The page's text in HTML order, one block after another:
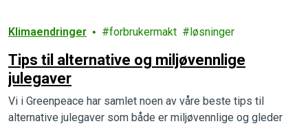
Klimaendringer forbrukermakt løsninger
Tips til alternative og miljøvennlige
julegaver
Vi i Greenpeace har samlet noen av våre beste tips til
alternative julegaver som både er miljøvennlige og gleder